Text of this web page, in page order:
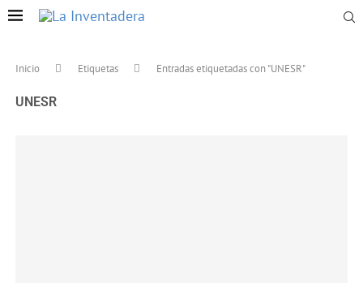
Inicio Etiquetas Entradas etiquetadas con "UNESR"
UNESR